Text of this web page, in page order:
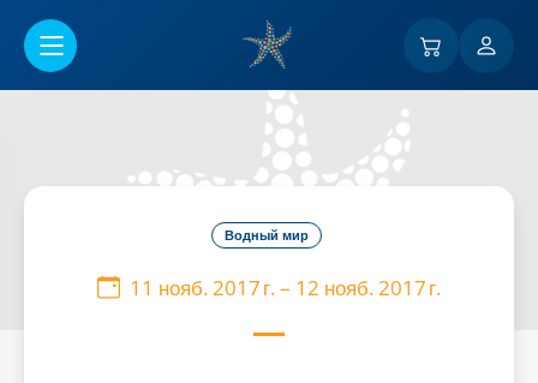
Водный мир
11 нояб. 2017 г.– 12 нояб. 2017 г.